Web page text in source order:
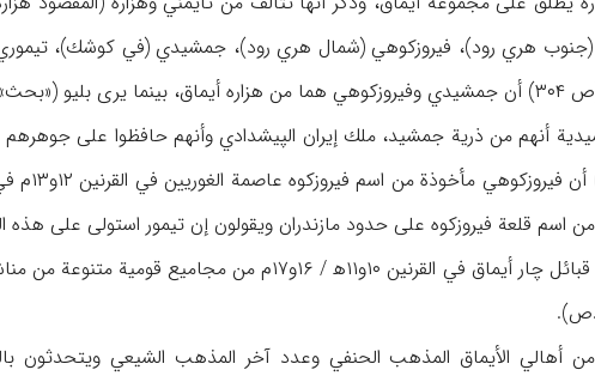
من هزاره تيموري.
أنهم من ذرية جمشيد، ملك إيران الپيشدادي وأنهم حافظوا على
قلعة فيروزكوه على حدود مازندران ويقولون إن تيمور استولى على هذه القلعة في ۱۴۰۴م ورحّل
وقد تشكلت قبائل چار أيماق في القرنين ۱۰و۱۱ه‍ /
أهالي الأيماق المذهب الحنفي وعدد آخر المذهب الشيعي ويتحدثون